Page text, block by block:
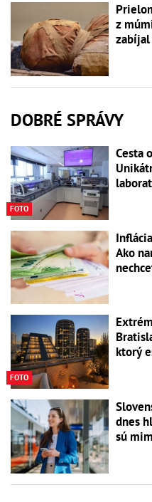
z
DOBRÉ SPRÁVY
FOTO
Cesta
Ako
FOTO
ktorý
dnes
sú